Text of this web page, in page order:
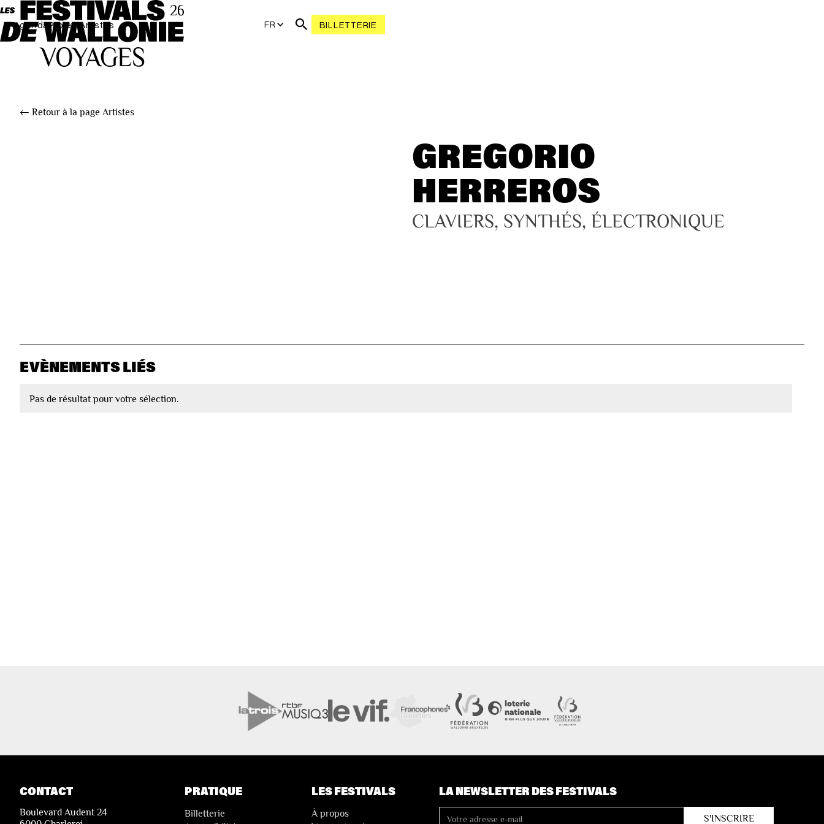
AgendaProjetsArtistes FR BILLETTERIE
← Retour à la page Artistes
GREGORIO
HERREROS
CLAVIERS, SYNTHÉS, ÉLECTRONIQUE
EVÈNEMENTS LIÉS
Pas de résultat pour votre sélection.
CONTACT
Boulevard Audent 24
PRATIQUE
Billetterie
LES FESTIVALS
À propos
LA NEWSLETTER DES FESTIVALS